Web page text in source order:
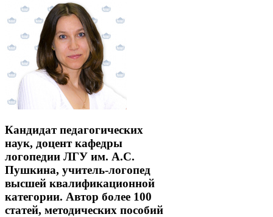
Кандидат педагогических
наук, доцент кафедры
логопедии ЛГУ им. А.С.
Пушкина, учитель-логопед
высшей квалификационной
категории. Автор более 100
статей, методических пособий